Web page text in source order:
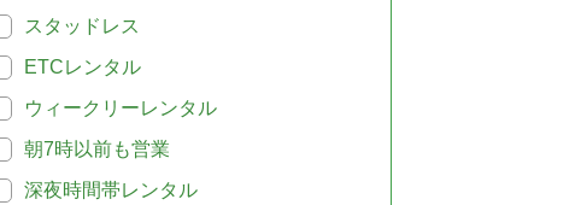
スタッドレス
ETCレンタル
ウィークリーレンタル
朝7時以前も営業
深夜時間帯レンタル